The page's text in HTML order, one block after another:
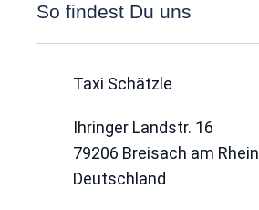
So findest Du uns
Taxi Schätzle
Ihringer Landstr. 16
79206 Breisach am Rhein
Deutschland